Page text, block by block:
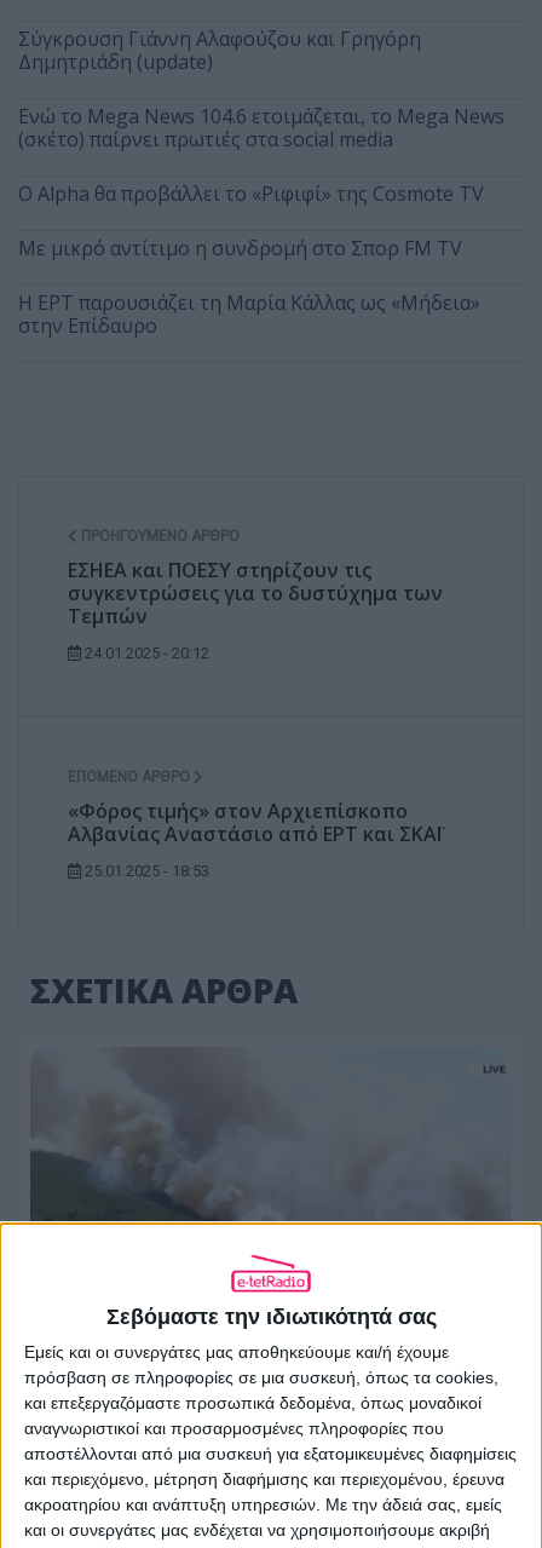
Σεβόμαστε την ιδιωτικότητά σας
Εμείς και οι συνεργάτες μας αποθηκεύουμε και/ή έχουμε
πρόσβαση σε πληροφορίες σε μια συσκευή, όπως τα cookies,
και επεξεργαζόμαστε προσωπικά δεδομένα, όπως μοναδικοί
αναγνωριστικοί και προσαρμοσμένες πληροφορίες που
αποστέλλονται από μια συσκευή για εξατομικευμένες διαφημίσεις
και περιεχόμενο, μέτρηση διαφήμισης και περιεχομένου, έρευνα
ακροατηρίου και ανάπτυξη υπηρεσιών. Με την άδειά σας, εμείς
και οι συνεργάτες μας ενδέχεται να χρησιμοποιήσουμε ακριβή
Σύγκρουση Γιάννη Αλαφούζου και Γρηγόρη
Δημητριάδη (update)
Ενώ το Mega News 104.6 ετοιμάζεται, το Mega News
(σκέτο) παίρνει πρωτιές στα social media
Ο Alpha θα προβάλλει το «Ριφιφί» της Cosmote TV
Με μικρό αντίτιμο η συνδρομή στο Σπορ FM TV
Η ΕΡΤ παρουσιάζει τη Μαρία Κάλλας ως «Μήδεια»
στην Επίδαυρο
ΠΡΟΗΓΟΎΜΕΝΟ ΆΡΘΡΟ
ΕΣΗΕΑ και ΠΟΕΣΥ στηρίζουν τις
συγκεντρώσεις για το δυστύχημα των
Τεμπών
24.01.2025 - 20:12
ΕΠΌΜΕΝΟ ΆΡΘΡΟ
«Φόρος τιμής» στον Αρχιεπίσκοπο
Αλβανίας Αναστάσιο από ΕΡΤ και ΣΚΑΪ
25.01.2025 - 18:53
ΣΧΕΤΙΚΑ ΑΡΘΡΑ
Μεγάλη άνοδος για το Open με την
κάλυψη των πυρκαγιών
03.08.2026 - 14:17